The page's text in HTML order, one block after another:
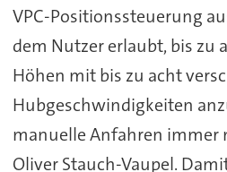
VPC-Positionssteuerung
dem Nutzer erlaubt, bis zu
Höhen mit bis zu acht
Hubgeschwindigkeiten
manuelle Anfahren immer
Oliver Stauch-Vaupel.